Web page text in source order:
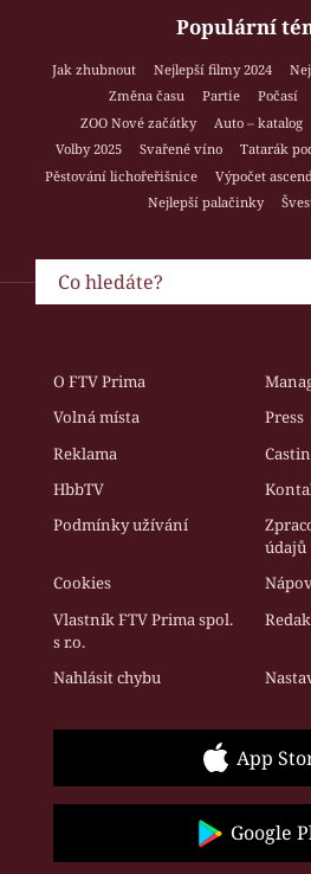
Populární
Jak zhubnout Nejlepší filmy 2024
Změna času
Partie Počasí
ZOO Nové začátky
Auto – katalog
Volby 2025
Svařené víno Tatarák
Pěstování lichořeřišnice
Výpočet
Nejlepší palačinky
O FTV Prima
Volná místa
Press
Reklama
HbbTV
Podmínky užívání
údajů
Cookies
Vlastník FTV Prima spol.
s r.o.
Nahlásit chybu
App
Google